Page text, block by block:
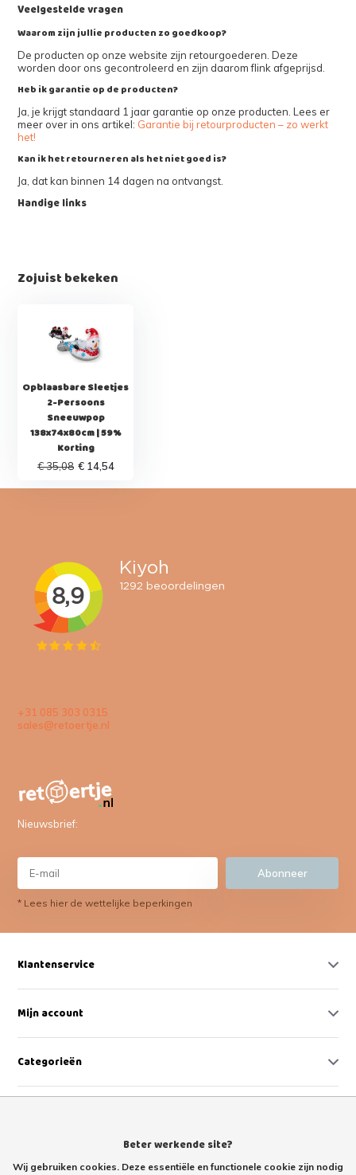
Veelgestelde vragen
Waarom zijn jullie producten zo goedkoop?
De producten op onze website zijn retourgoederen. Deze
worden door ons gecontroleerd en zijn daarom flink afgeprijsd.
Heb ik garantie op de producten?
Ja, je krijgt standaard 1 jaar garantie op onze producten. Lees er
meer over in ons artikel: Garantie bij retourproducten – zo werkt
het!
Kan ik het retourneren als het niet goed is?
Ja, dat kan binnen 14 dagen na ontvangst.
Handige links
Zojuist bekeken
Opblaasbare Sleetjes
2-Persoons
Sneeuwpop
138x74x80cm | 59%
Korting
€ 35,08 € 14,54
+31 085 303 0315
sales@retoertje.nl
Nieuwsbrief:
Abonneer
* Lees hier de wettelijke beperkingen
Klantenservice
Mijn account
Categorieën
Beter werkende site?
Wij gebruiken cookies. Deze essentiële en functionele cookie zijn nodig